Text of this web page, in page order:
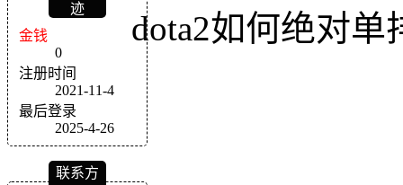
迹
金钱
0
注册时间
2021-11-4
最后登录
2025-4-26
联系方
dota2如何绝对单